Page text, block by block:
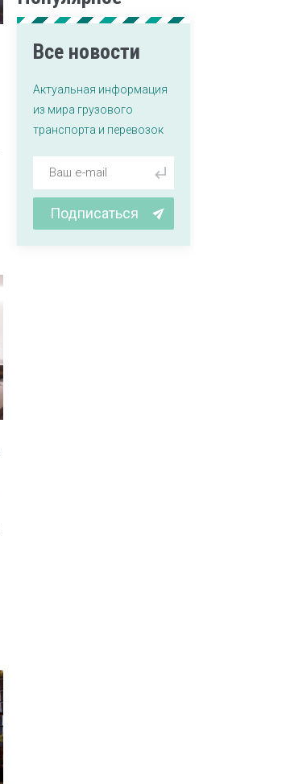
Все новости
Актуальная информация
из мира грузового
транспорта и перевозок
Подписаться